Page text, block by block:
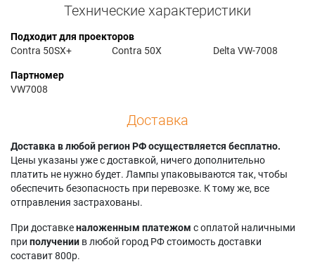
Технические характеристики
Подходит для проекторов
Contra 50SX+
Contra 50X Delta VW-7008
Партномер
VW7008
Доставка
Доставка в любой регион РФ осуществляется бесплатно.
Цены указаны уже с доставкой, ничего дополнительно
платить не нужно будет. Лампы упаковываются так, чтобы
обеспечить безопасность при перевозке. К тому же, все
отправления застрахованы.
При доставкеналоженным платежом с оплатой наличными
при получении в любой город РФ стоимость доставки
составит 800р.